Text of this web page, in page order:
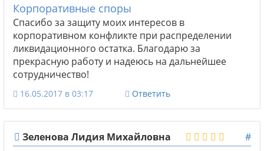
Корпоративные споры
Спасибо за защиту моих интересов в
корпоративном конфликте при распределении
ликвидационного остатка. Благодарю за
прекрасную работу и надеюсь на дальнейшее
сотрудничество!
16.05.2017 в 03:17 Ответить
Зеленова Лидия Михайловна #